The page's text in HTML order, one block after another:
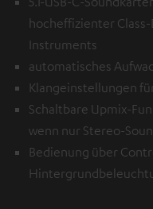
hocheffizienter
Instruments
automatisches
Klangeinstellungen
Schaltbare Upmix-
wenn nur Stereo-
Bedienung über